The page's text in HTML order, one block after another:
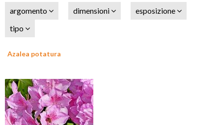
argomento dimensioni
esposizione
tipo
Azalea potatura